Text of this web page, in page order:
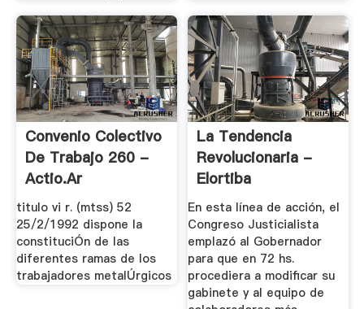
Convenio Colectivo
De Trabajo 260 -
Actio.ar
titulo vi r. (mtss) 52
25/2/1992 dispone la
constituciÓn de las
diferentes ramas de los
trabajadores metalÚrgicos
La Tendencia
Revolucionaria -
Elortiba
En esta línea de acción, el
Congreso Justicialista
emplazó al Gobernador
para que en 72 hs.
procediera a modificar su
gabinete y al equipo de